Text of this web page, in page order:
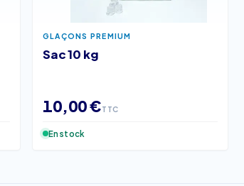
GLAÇONS PREMIUM
Sac 10 kg
10,00 €TTC
En stock